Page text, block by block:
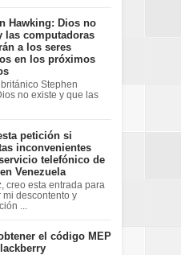
Hawking: Dios no
las computadoras
a los seres
en los próximos
británico Stephen
no existe y que las
petición si
inconvenientes
telefónico de
Venezuela
creo esta entrada para
mi descontento y
...
el código MEP